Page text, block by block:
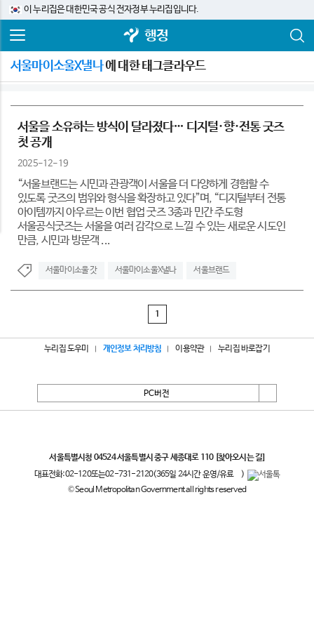
이 누리집은 대한민국 공식 전자정부 누리집입니다.
행정
서울마이소울X낼나에 대한 태그클라우드
서울을 소유하는 방식이 달라졌다… 디지털·향·전통 굿즈
첫 공개
2025-12-19
“서울브랜드는 시민과 관광객이 서울을 더 다양하게 경험할 수
있도록 굿즈의 범위와 형식을 확장하고 있다”며, “디지털부터 전통
아이템까지 아우르는 이번 협업 굿즈 3종과 민간 주도형
서울공식굿즈는 서울을 여러 감각으로 느낄 수 있는 새로운 시도인
만큼, 시민과 방문객 ...
서울마이소울 갓 서울마이소울X낼나 서울브랜드
1
누리집 도우미 개인정보 처리방침 이용약관 누리집 바로잡기
PC버전
서울특별시청 04524 서울특별시 중구 세종대로 110 [찾아오시는 길]
대표전화:02-120또는02-731-2120(365일 24시간 운영/유료
)
© Seoul Metropolitan Government all rights reserved